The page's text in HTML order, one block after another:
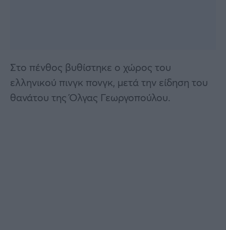
Στο πένθος βυθίστηκε ο χώρος του
ελληνικού πινγκ πονγκ, μετά την είδηση του
θανάτου της Όλγας Γεωργοπούλου.